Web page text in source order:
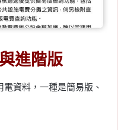
進階版
資料，一種是簡易版、